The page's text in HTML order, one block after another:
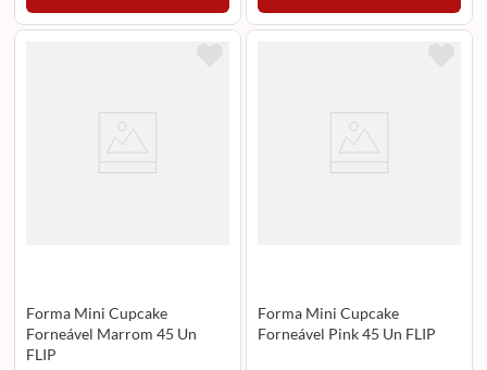
Forma Mini Cupcake
Forneável Marrom 45 Un
FLIP
Forma Mini Cupcake
Forneável Pink 45 Un FLIP